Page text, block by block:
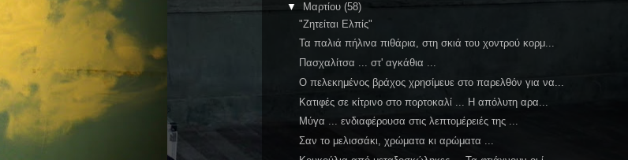
▼
Μαρτίου (58)
"Ζητείται Ελπίς"
Τα παλιά πήλινα πιθάρια, στη σκιά του χοντρού κορμ...
Πασχαλίτσα ... στ' αγκάθια ...
Ο πελεκημένος βράχος χρησίμευε στο παρελθόν για να...
Κατιφές σε κίτρινο στο πορτοκαλί ... Η απόλυτη αρα...
Μύγα ... ενδιαφέρουσα στις λεπτομέρειές της ...
Σαν το μελισσάκι, χρώματα κι αρώματα ...